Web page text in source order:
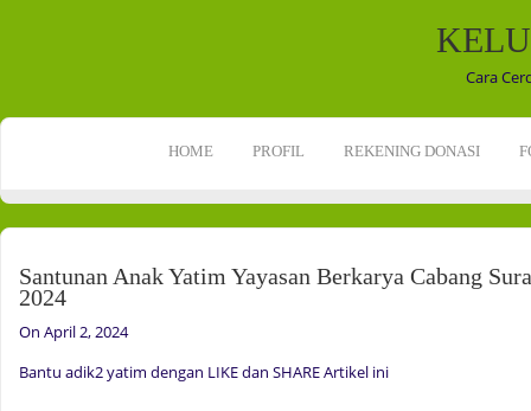
Cara
HOME PROFIL REKENING DONASI
Santunan Anak Yatim Yayasan Berkarya Cabang
2024
On April 2, 2024
Bantu adik2 yatim dengan LIKE dan SHARE Artikel ini